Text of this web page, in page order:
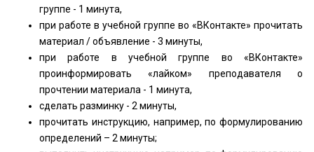
группе - 1 минута,
при работе в учебной группе во «‎ВКонтакте» прочитать
материал / объявление - 3 минуты,
при работе в учебной группе во «‎ВКонтакте»
проинформировать «‎лайком» преподавателя о
прочтении материала - 1 минута,
сделать разминку - 2 минуты,
прочитать инструкцию, например, по формулированию
определений – 2 минуты;